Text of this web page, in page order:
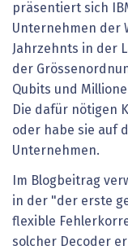
präsentiert sich
Unternehmen der
Jahrzehnts in der
der
Qubits und
Die dafür nötigen
oder habe sie auf
Unternehmen.
Im Blogbeitrag
in der "der erste
flexible
solcher Decoder